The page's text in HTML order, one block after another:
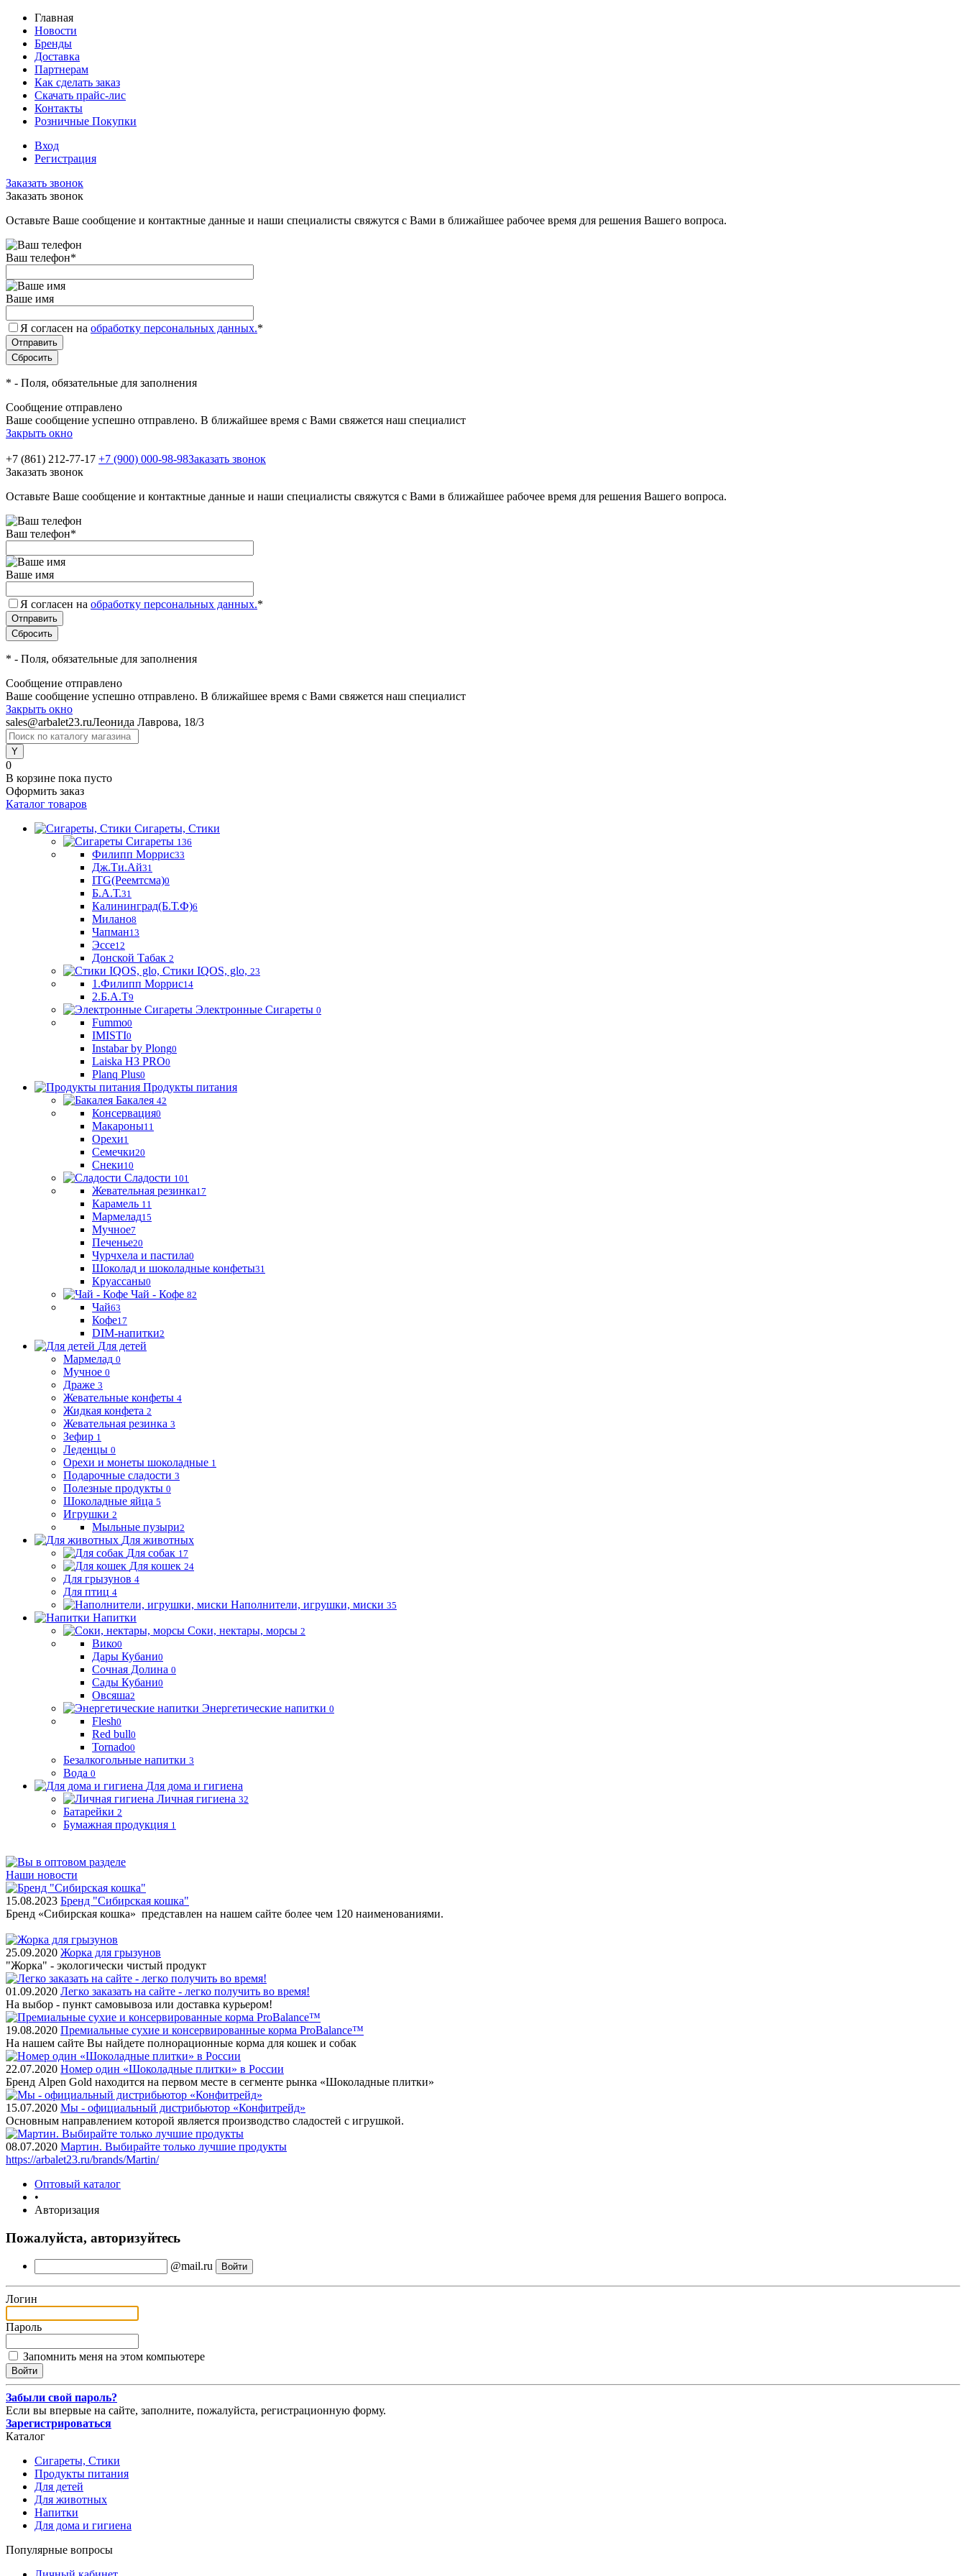
Главная
Новости
Бренды
Доставка
Партнерам
Как сделать заказ
Скачать прайс-лис
Контакты
Розничные Покупки
Вход
Регистрация
Заказать звонок
Заказать звонок
Оставьте Ваше сообщение и контактные данные и наши специалисты свяжутся с Вами в ближайшее рабочее время для решения Вашего вопроса.
Ваш телефон*
Ваше имя
Я согласен на обработку персональных данных.*
* - Поля, обязательные для заполнения
Сообщение отправлено
Ваше сообщение успешно отправлено. В ближайшее время с Вами свяжется наш специалист
Закрыть окно
+7 (861) 212-77-17 +7 (900) 000-98-98Заказать звонок
Заказать звонок
Оставьте Ваше сообщение и контактные данные и наши специалисты свяжутся с Вами в ближайшее рабочее время для решения Вашего вопроса.
Ваш телефон*
Ваше имя
Я согласен на обработку персональных данных.*
* - Поля, обязательные для заполнения
Сообщение отправлено
Ваше сообщение успешно отправлено. В ближайшее время с Вами свяжется наш специалист
Закрыть окно
sales@arbalet23.ruЛеонида Лаврова, 18/3
0
В корзине пока пусто
Оформить заказ
Каталог товаров
Сигареты, Стики
Сигареты 136
Филипп Моррис33
Дж.Ти.Ай31
ITG(Реемтсма)0
Б.А.Т.31
Калининград(Б.Т.Ф)6
Милано8
Чапман13
Эссе12
Донской Табак 2
Стики IQOS, glo, 23
1.Филипп Моррис14
2.Б.А.Т9
Электронные Сигареты 0
Fummo0
IMISTI0
Instabar by Plong0
Laiska H3 PRO0
Planq Plus0
Продукты питания
Бакалея 42
Консервация0
Макароны11
Орехи1
Семечки20
Снеки10
Сладости 101
Жевательная резинка17
Карамель 11
Мармелад15
Мучное7
Печенье20
Чурчхела и пастила0
Шоколад и шоколадные конфеты31
Круассаны0
Чай - Кофе 82
Чай63
Кофе17
DIM-напитки2
Для детей
Мармелад 0
Мучное 0
Драже 3
Жевательные конфеты 4
Жидкая конфета 2
Жевательная резинка 3
Зефир 1
Леденцы 0
Орехи и монеты шоколадные 1
Подарочные сладости 3
Полезные продукты 0
Шоколадные яйца 5
Игрушки 2
Мыльные пузыри2
Для животных
Для собак 17
Для кошек 24
Для грызунов 4
Для птиц 4
Наполнители, игрушки, миски 35
Напитки
Соки, нектары, морсы 2
Вико0
Дары Кубани0
Сочная Долина 0
Сады Кубани0
Овсяша2
Энергетические напитки 0
Flesh0
Red bull0
Tornado0
Безалкогольные напитки 3
Вода 0
Для дома и гигиена
Личная гигиена 32
Батарейки 2
Бумажная продукция 1
Наши новости
15.08.2023 Бренд "Сибирская кошка"
Бренд «Сибирская кошка» представлен на нашем сайте более чем 120 наименованиями.
25.09.2020 Жорка для грызунов
"Жорка" - экологически чистый продукт
01.09.2020 Легко заказать на сайте - легко получить во время!
На выбор - пункт самовывоза или доставка курьером!
19.08.2020 Премиальные сухие и консервированные корма ProBalance™
На нашем сайте Вы найдете полнорационные корма для кошек и собак
22.07.2020 Номер один «Шоколадные плитки» в России
Бренд Alpen Gold находится на первом месте в сегменте рынка «Шоколадные плитки»
15.07.2020 Мы - официальный дистрибьютор «Конфитрейд»
Основным направлением которой является производство сладостей с игрушкой.
08.07.2020 Мартин. Выбирайте только лучшие продукты
https://arbalet23.ru/brands/Martin/
Оптовый каталог
•
Авторизация
Пожалуйста, авторизуйтесь
@mail.ru
Логин
Пароль
Запомнить меня на этом компьютере
Забыли свой пароль?
Если вы впервые на сайте, заполните, пожалуйста, регистрационную форму.
Зарегистрироваться
Каталог
Сигареты, Стики
Продукты питания
Для детей
Для животных
Напитки
Для дома и гигиена
Популярные вопросы